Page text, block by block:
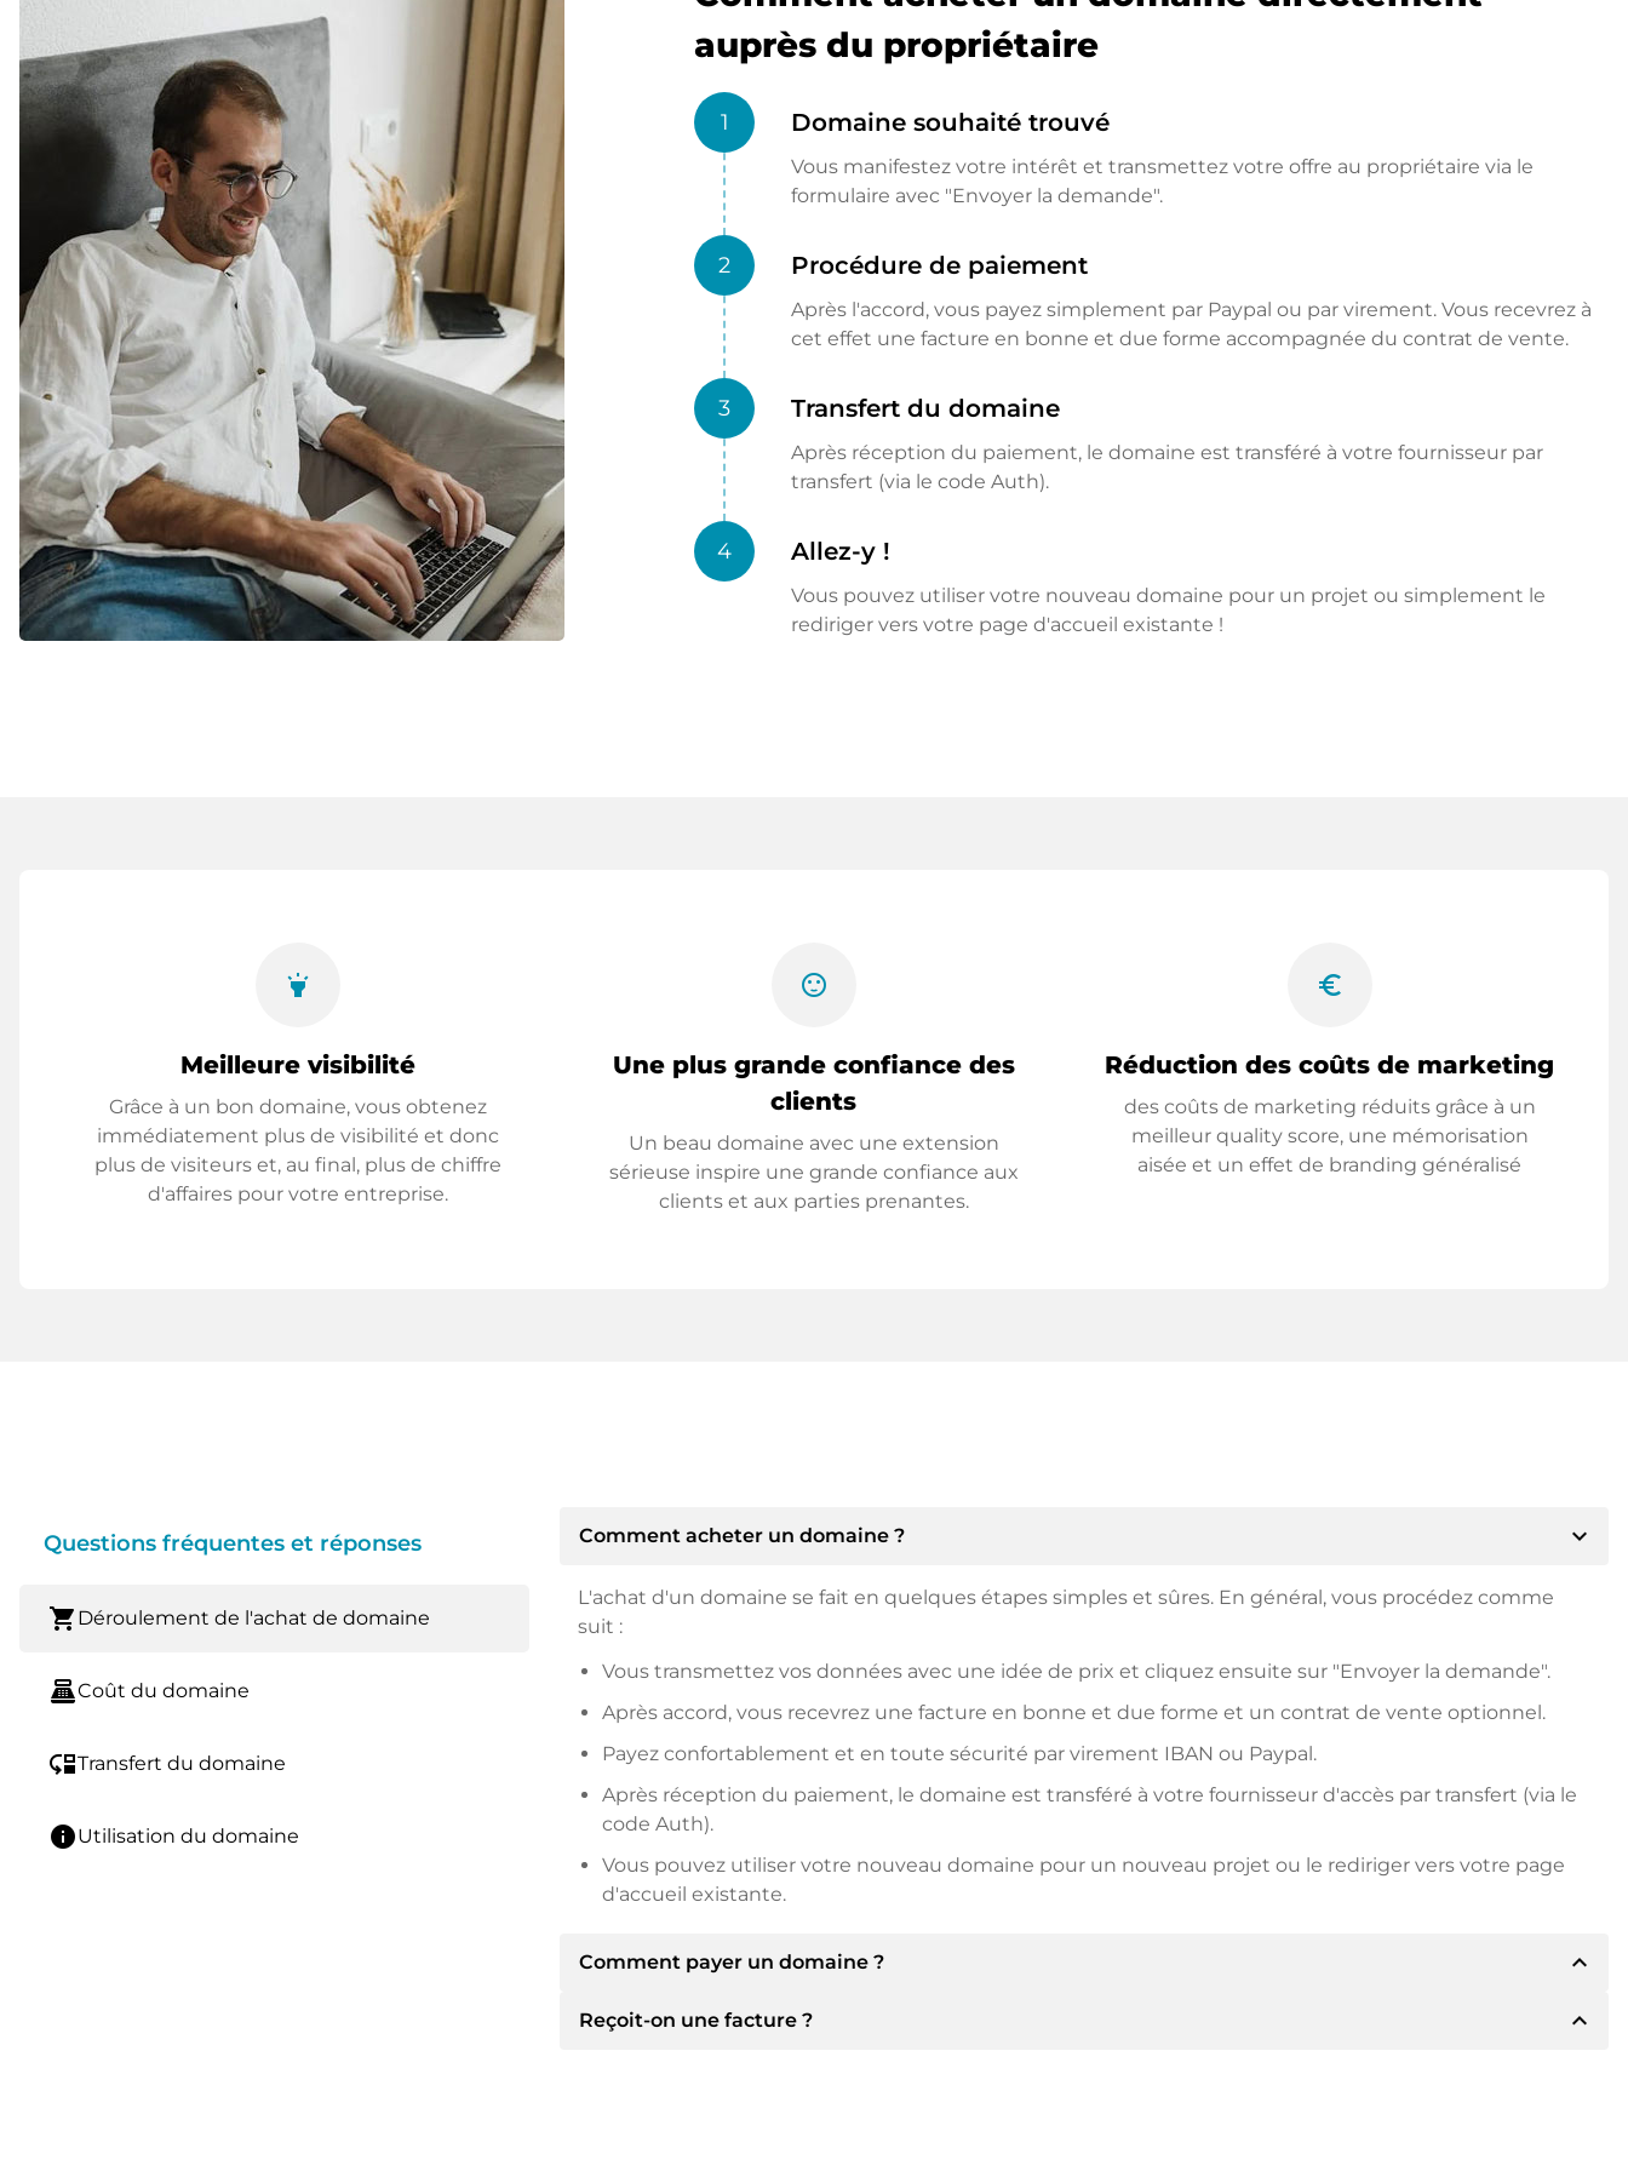
auprès du propriétaire
1 Domaine souhaité trouvé
Vous manifestez votre intérêt et transmettez votre offre au propriétaire via le
formulaire avec "Envoyer la demande".
2 Procédure de paiement
Après l'accord, vous payez simplement par Paypal ou par virement. Vous recevrez à
cet effet une facture en bonne et due forme accompagnée du contrat de vente.
3 Transfert du domaine
Après réception du paiement, le domaine est transféré à votre fournisseur par
transfert (via le code Auth).
4 Allez-y !
Vous pouvez utiliser votre nouveau domaine pour un projet ou simplement le
rediriger vers votre page d'accueil existante !
highlight
Meilleure visibilité
Grâce à un bon domaine, vous obtenez
immédiatement plus de visibilité et donc
plus de visiteurs et, au final, plus de chiffre
d'affaires pour votre entreprise.
sentiment_satisfied
Une plus grande confiance des
clients
Un beau domaine avec une extension
sérieuse inspire une grande confiance aux
clients et aux parties prenantes.
euro_symbol
Réduction des coûts de marketing
des coûts de marketing réduits grâce à un
meilleur quality score, une mémorisation
aisée et un effet de branding généralisé
Questions fréquentes et réponses
shopping_cart Déroulement de l'achat de domaine
point_of_saleCoût du domaine
move_downTransfert du domaine
infoUtilisation du domaine
Comment acheter un domaine ? expand_more
L'achat d'un domaine se fait en quelques étapes simples et sûres. En général, vous procédez comme
suit :
Vous transmettez vos données avec une idée de prix et cliquez ensuite sur "Envoyer la demande".
Après accord, vous recevrez une facture en bonne et due forme et un contrat de vente optionnel.
Payez confortablement et en toute sécurité par virement IBAN ou Paypal.
Après réception du paiement, le domaine est transféré à votre fournisseur d'accès par transfert (via le
code Auth).
Vous pouvez utiliser votre nouveau domaine pour un nouveau projet ou le rediriger vers votre page
d'accueil existante.
Comment payer un domaine ? expand_less
Après un accord, le titulaire vous communiquera les détails du paiement. Le titulaire vous
Reçoit-on une facture ? expand_less